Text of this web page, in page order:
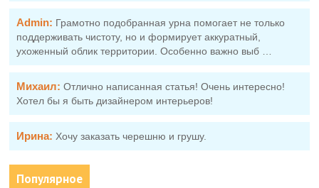
Admin: Грамотно подобранная урна помогает не только
поддерживать чистоту, но и формирует аккуратный,
ухоженный облик территории. Особенно важно выб …
Михаил: Отлично написанная статья! Очень интересно!
Хотел бы я быть дизайнером интерьеров!
Ирина: Хочу заказать черешню и грушу.
Популярное